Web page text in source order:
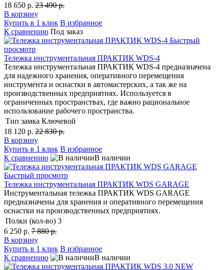
18 650 р. 23 490 р.
В корзину
Купить в 1 клик В избранное
К сравнению Под заказ
Быстрый
просмотр
Тележка инструментальная ПРАКТИК WDS-4
Тележка инструментальная ПРАКТИК WDS-4 предназначена
для надежного хранения, оперативного перемещения
инструмента и оснастки в автомастерских, а так же на
производственных предприятиях. Используется в
ограниченных пространствах, где важно рациональное
использование рабочего пространства.
Тип замка Ключевой
18 120 р. 22 830 р.
В корзину
Купить в 1 клик В избранное
К сравнению
В наличии
Быстрый просмотр
Тележка инструментальная ПРАКТИК WDS GARAGE
Инструментальная тележка ПРАКТИК WDS GARAGE
предназначены для хранения и оперативного перемещения
оснастки на производственных предприятиях.
Полки (кол-во) 3
6 250 р. 7 880 р.
В корзину
Купить в 1 клик В избранное
К сравнению
В наличии